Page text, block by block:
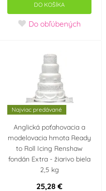
DO KOŠÍKA
Do obľúbených
Najviac predávané
Anglická poťahovacia a
modelovacia hmota Ready
to Roll Icing Renshaw
fondán Extra - žiarivo biela
2,5 kg
25,28 €